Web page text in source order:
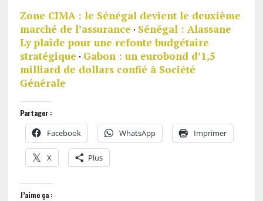
Zone CIMA : le Sénégal devient le deuxième
marché de l’assurance · Sénégal : Alassane
Ly plaide pour une refonte budgétaire
stratégique · Gabon : un eurobond d’1,5
milliard de dollars confié à Société
Générale
Partager :
Facebook WhatsApp Imprimer
X Plus
J’aime ça :